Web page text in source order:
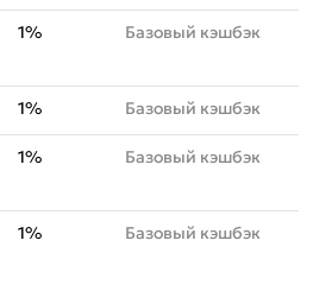
1% Базовый кэшбэк
1% Базовый кэшбэк
1% Базовый кэшбэк
1% Базовый кэшбэк